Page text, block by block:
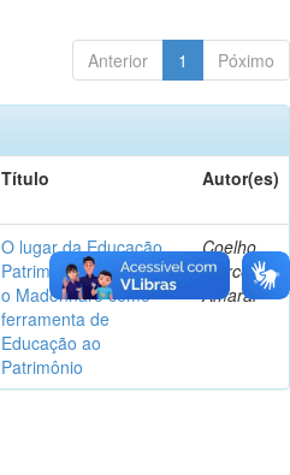
Anterior 1 Póximo
Título Autor(es)
O lugar da Educação
Patrimonial na escola:
o Madonnaro como
ferramenta de
Educação ao
Patrimônio
Coelho,
Marcelo
Amaral